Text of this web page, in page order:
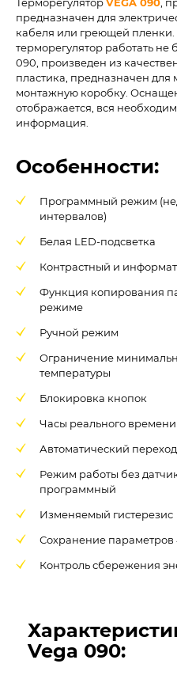
предназначен для
кабеля или греющей пленки.
терморегулятор работать не
090, произведен из
пластика, предназначен для
монтажную коробку.
отображается, вся
информация.
Особенности:
Программный режим
интервалов)
Белая LED-подсветка
Контрастный и
Функция копирования
режиме
Ручной режим
Ограничение
температуры
Блокировка кнопок
Часы реального времени
Автоматический
Режим работы без
программный
Изменяемый гистерезис
Сохранение параметров
Контроль сбережения
Vega 090: